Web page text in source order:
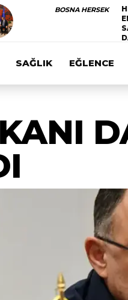
BOSNA HERSEK
SAĞLIK EĞLENCE